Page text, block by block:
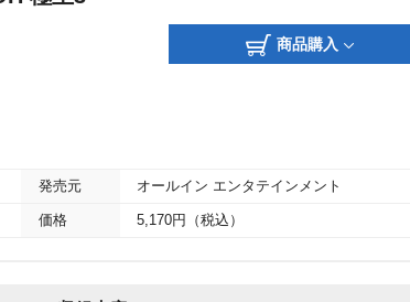
商品購入
発売元 オールイン エンタテインメント
価格 5,170円（税込）